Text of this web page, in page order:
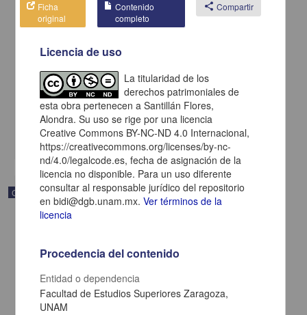
una fotografía
Pitman, H. C.
[sin fecha]
Multidisciplina
Correspondencia postal
Ficha
original
Contenido
completo
share Compartir
Licencia de uso
La titularidad de los
derechos patrimoniales de
esta obra pertenecen a Santillán Flores,
Alondra. Su uso se rige por una licencia
Creative Commons BY-NC-ND 4.0 Internacional,
https://creativecommons.org/licenses/by-nc-
nd/4.0/legalcode.es, fecha de asignación de la
licencia no disponible. Para un uso diferente
consultar al responsable jurídico del repositorio
en bidi@dgb.unam.mx.Ver términos de la
licencia
Procedencia del contenido
Entidad o dependencia
Facultad de Estudios Superiores Zaragoza,
UNAM